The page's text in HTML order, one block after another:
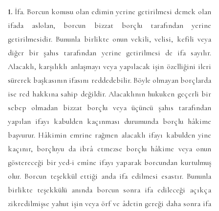
1. İfa. Borcun konusu olan edimin yerine getirilmesi demek olan
ifada aslolan, borcun bizzat borçlu tarafından yerine
getirilmesidir. Bununla birlikte onun vekili, velisi, kefili veya
diğer bir şahıs tarafından yerine getirilmesi de ifa sayılır.
Alacaklı, karşılıklı anlaşmayı veya yapılacak işin özelliğini ileri
sürerek başkasının ifasını reddedebilir. Böyle olmayan borçlarda
ise red hakkına sahip değildir. Alacaklının hukuken geçerli bir
sebep olmadan bizzat borçlu veya üçüncü şahıs tarafından
yapılan ifayı kabulden kaçınması durumunda borçlu hâkime
başvurur. Hâkimin emrine rağmen alacaklı ifayı kabulden yine
kaçınır, borçluyu da ibrâ etmezse borçlu hâkime veya onun
göstereceği bir yed-i emîne ifayı yaparak borcundan kurtulmuş
olur. Borcun teşekkül ettiği anda ifa edilmesi esastır. Bununla
birlikte teşekkülü anında borcun sonra ifa edileceği açıkça
zikredilmişse yahut işin veya örf ve âdetin gereği daha sonra ifa